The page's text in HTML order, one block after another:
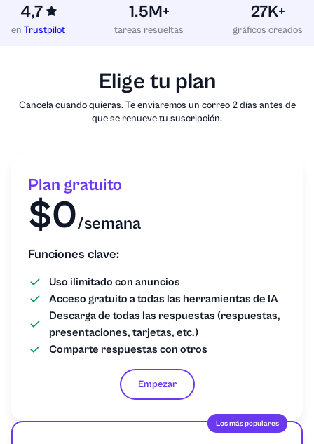
4,7
en Trustpilot
1.5M+
tareas resueltas
27K+
gráficos creados
Elige tu plan
Cancela cuando quieras. Te enviaremos un correo 2 días antes de
que se renueve tu suscripción.
Plan gratuito
$0/semana
Funciones clave:
Uso ilimitado con anuncios
Acceso gratuito a todas las herramientas de IA
Descarga de todas las respuestas (respuestas,
presentaciones, tarjetas, etc.)
Comparte respuestas con otros
Empezar
Los más populares